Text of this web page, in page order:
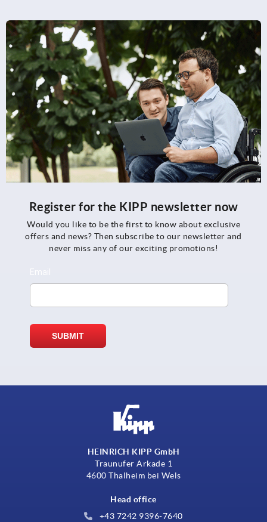
Register for the KIPP newsletter now
Would you like to be the first to know about exclusive
offers and news? Then subscribe to our newsletter and
never miss any of our exciting promotions!
HEINRICH KIPP GmbH
Traunufer Arkade 1
4600 Thalheim bei Wels
Head office
+43 7242 9396-7640